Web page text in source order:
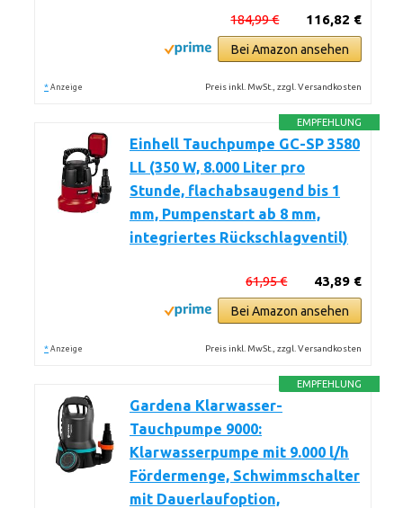
116,82 €
184,99 €
Bei Amazon ansehen
* Anzeige Preis inkl. MwSt., zzgl. Versandkosten
EMPFEHLUNG
Einhell Tauchpumpe GC-SP 3580
LL (350 W, 8.000 Liter pro
Stunde, flachabsaugend bis 1
mm, Pumpenstart ab 8 mm,
integriertes Rückschlagventil)
43,89 €
61,95 €
Bei Amazon ansehen
* Anzeige Preis inkl. MwSt., zzgl. Versandkosten
EMPFEHLUNG
Gardena Klarwasser-
Tauchpumpe 9000:
Klarwasserpumpe mit 9.000 l/h
Fördermenge, Schwimmschalter
mit Dauerlaufoption,